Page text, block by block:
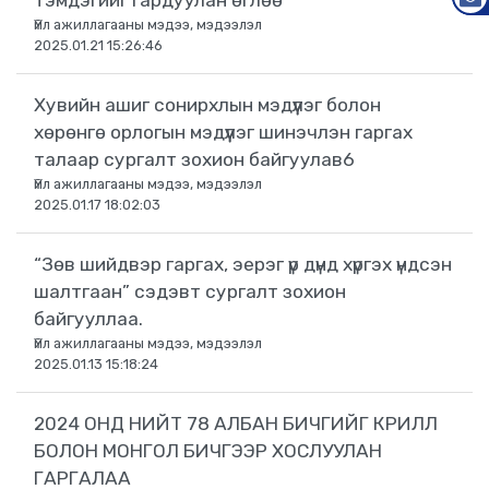
Үйл ажиллагааны мэдээ, мэдээлэл
2025.01.21 15:26:46
Хувийн ашиг сонирхлын мэдүүлэг болон
хөрөнгө орлогын мэдүүлэг шинэчлэн гаргах
талаар сургалт зохион байгуулав6
Үйл ажиллагааны мэдээ, мэдээлэл
2025.01.17 18:02:03
“Зөв шийдвэр гаргах, эерэг үр дүнд хүргэх үндсэн
шалтгаан” сэдэвт сургалт зохион
байгууллаа.
Үйл ажиллагааны мэдээ, мэдээлэл
2025.01.13 15:18:24
2024 ОНД НИЙТ 78 АЛБАН БИЧГИЙГ КРИЛЛ
БОЛОН МОНГОЛ БИЧГЭЭР ХОСЛУУЛАН
ГАРГАЛАА